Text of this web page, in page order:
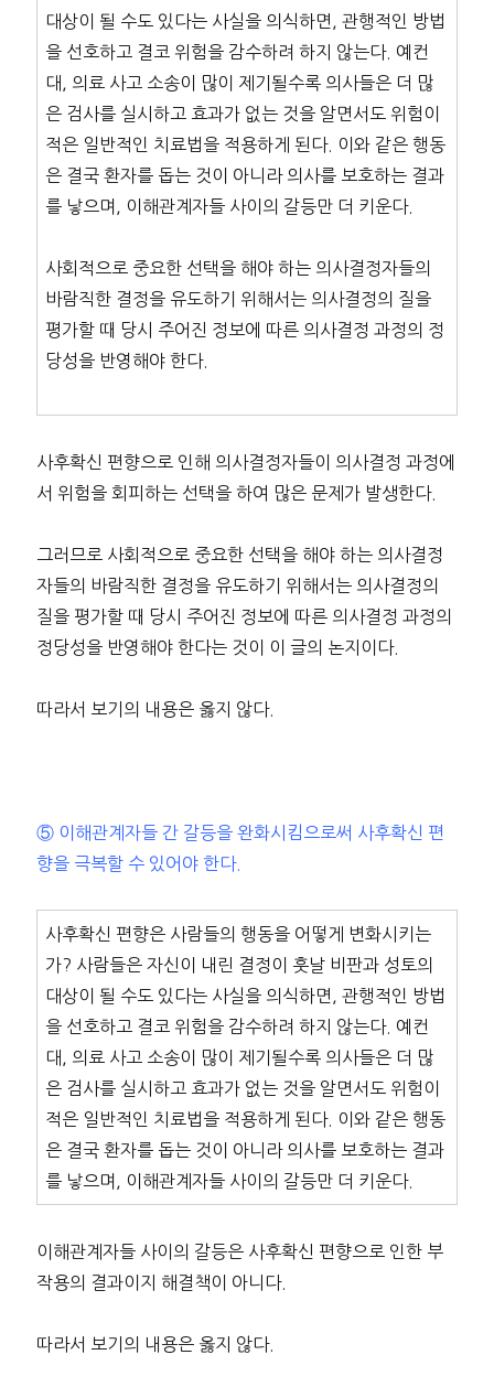
대상이 될 수도 있다는 사실을 의식하면, 관행적인 방법
을 선호하고 결코 위험을 감수하려 하지 않는다. 예컨
대, 의료 사고 소송이 많이 제기될수록 의사들은 더 많
은 검사를 실시하고 효과가 없는 것을 알면서도 위험이
적은 일반적인 치료법을 적용하게 된다. 이와 같은 행동
은 결국 환자를 돕는 것이 아니라 의사를 보호하는 결과
를 낳으며, 이해관계자들 사이의 갈등만 더 키운다.
사회적으로 중요한 선택을 해야 하는 의사결정자들의
바람직한 결정을 유도하기 위해서는 의사결정의 질을
평가할 때 당시 주어진 정보에 따른 의사결정 과정의 정
당성을 반영해야 한다.
사후확신 편향으로 인해 의사결정자들이 의사결정 과정에
서 위험을 회피하는 선택을 하여 많은 문제가 발생한다.
그러므로 사회적으로 중요한 선택을 해야 하는 의사결정
자들의 바람직한 결정을 유도하기 위해서는 의사결정의
질을 평가할 때 당시 주어진 정보에 따른 의사결정 과정의
정당성을 반영해야 한다는 것이 이 글의 논지이다.
따라서 보기의 내용은 옳지 않다.
⑤ 이해관계자들 간 갈등을 완화시킴으로써 사후확신 편
향을 극복할 수 있어야 한다.
사후확신 편향은 사람들의 행동을 어떻게 변화시키는
가? 사람들은 자신이 내린 결정이 훗날 비판과 성토의
대상이 될 수도 있다는 사실을 의식하면, 관행적인 방법
을 선호하고 결코 위험을 감수하려 하지 않는다. 예컨
대, 의료 사고 소송이 많이 제기될수록 의사들은 더 많
은 검사를 실시하고 효과가 없는 것을 알면서도 위험이
적은 일반적인 치료법을 적용하게 된다. 이와 같은 행동
은 결국 환자를 돕는 것이 아니라 의사를 보호하는 결과
를 낳으며, 이해관계자들 사이의 갈등만 더 키운다.
이해관계자들 사이의 갈등은 사후확신 편향으로 인한 부
작용의 결과이지 해결책이 아니다.
따라서 보기의 내용은 옳지 않다.